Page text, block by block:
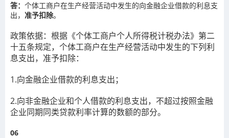
答： 个体工商户在生产经营活动中发生的向金融企业借款的利息支
出， 准予扣除。
政策依据： 根据《个体工商户个人所得税计税办法》第二
十五条规定，个体工商户在生产经营活动中发生的下列利
息支出，准予扣除：
1.向金融企业借款的利息支出；
2.向非金融企业和个人借款的利息支出，不超过按照金融
企业同期同类贷款利率计算的数额的部分。
06